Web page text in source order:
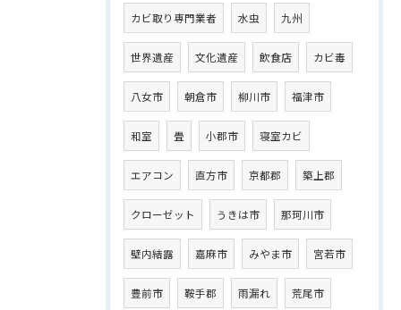
カビ取り専門業者 水虫 九州
世界遺産 文化遺産 飲食店 カビ毒
八女市 朝倉市 柳川市 福津市
和室 畳 小郡市 寝室カビ
エアコン 直方市 京都郡 築上郡
クローゼット うきは市 那珂川市
壁内結露 嘉麻市 みやま市 宮若市
豊前市 鞍手郡 雨漏れ 荒尾市